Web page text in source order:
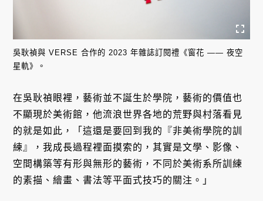
吳耿禎與 VERSE 合作的 2023 年雜誌訂閱禮《窗花 —— 夜空
星軌》。
在吳耿禎眼裡，藝術並不誕生於學院，藝術的價值也
不顯現於美術館，他流浪世界各地的荒野與村落看見
的就是如此，「這還是要回到我的『非美術學院的訓
練』，我成長過程裡面摸索的，其實是文學、影像、
空間構築等有形與無形的藝術，不同於美術系所訓練
的素描、繪畫、書法等平面式技巧的關注。」